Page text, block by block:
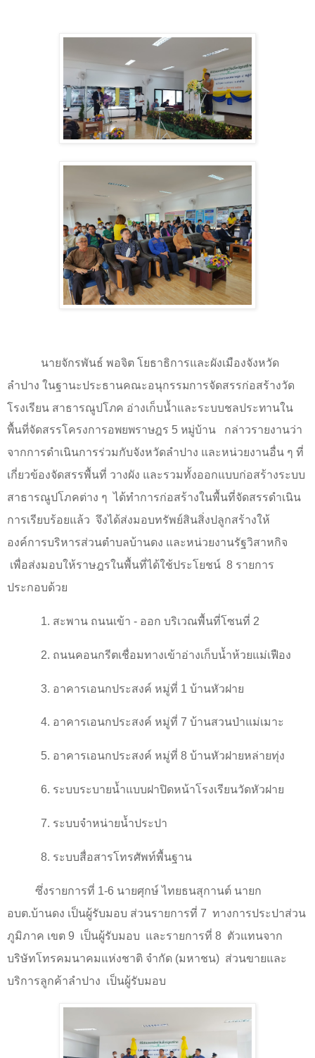
นายจักรพันธ์ พอจิต โยธาธิการและผังเมืองจังหวัด
ลำปาง ในฐานะประธานคณะอนุกรรมการจัดสรรก่อสร้างวัด
โรงเรียน สาธารณูปโภค อ่างเก็บน้ำและระบบชลประทานใน
พื้นที่จัดสรรโครงการอพยพราษฎร 5 หมู่บ้าน
กล่าวรายงานว่า
จากการดำเนินการร่วมกับจังหวัดลำปาง และหน่วยงานอื่น ๆ ที่
เกี่ยวข้องจัดสรรพื้นที่ วางผัง และรวมทั้งออกแบบก่อสร้างระบบ
สาธารณูปโภคต่าง ๆ ได้ทำการก่อสร้างในพื้นที่จัดสรรดำเนิน
การเรียบร้อยแล้ว จึงได้ส่งมอบทรัพย์สินสิ่งปลูกสร้างให้
องค์การบริหารส่วนตำบลบ้านดง และหน่วยงานรัฐวิสาหกิจ
เพื่อส่งมอบให้ราษฎรในพื้นที่ได้ใช้ประโยชน์ 8 รายการ
ประกอบด้วย
1. สะพาน ถนนเข้า - ออก บริเวณพื้นที่โซนที่ 2
2. ถนนคอนกรีตเชื่อมทางเข้าอ่างเก็บน้ำห้วยแม่เฟือง
3. อาคารเอนกประสงค์ หมู่ที่ 1 บ้านหัวฝาย
4. อาคารเอนกประสงค์ หมู่ที่ 7 บ้านสวนป่าแม่เมาะ
5. อาคารเอนกประสงค์ หมู่ที่ 8 บ้านหัวฝายหล่ายทุ่ง
6. ระบบระบายน้ำแบบฝาปิดหน้าโรงเรียนวัดหัวฝาย
7. ระบบจำหน่ายน้ำประปา
8. ระบบสื่อสารโทรศัพท์พื้นฐาน
ซึ่งรายการที่ 1-6 นายศุกษ์ ไทยธนสุกานต์ นายก
อบต.บ้านดง เป็นผู้รับมอบ ส่วนรายการที่ 7 ทางการประปาส่วน
ภูมิภาค เขต 9 เป็นผู้รับมอบ และรายการที่ 8 ตัวแทนจาก
บริษัทโทรคมนาคมแห่งชาติ จำกัด (มหาชน) ส่วนขายและ
บริการลูกค้าลำปาง เป็นผู้รับมอบ